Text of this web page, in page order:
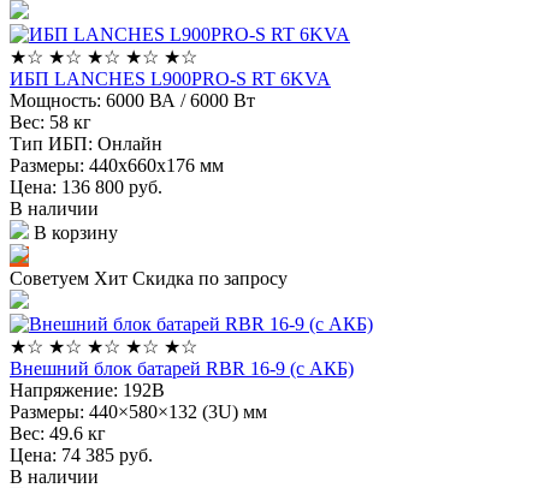
★☆ ★☆ ★☆ ★☆ ★☆
ИБП LANCHES L900PRO-S RT 6KVA
Мощность: 6000 ВА / 6000 Вт
Вес: 58 кг
Тип ИБП: Онлайн
Размеры: 440х660х176 мм
Цена: 136 800 руб.
В наличии
В корзину
Советуем Хит Скидка по запросу
★☆ ★☆ ★☆ ★☆ ★☆
Внешний блок батарей RBR 16-9 (с АКБ)
Напряжение: 192В
Размеры: 440×580×132 (3U) мм
Вес: 49.6 кг
Цена: 74 385 руб.
В наличии